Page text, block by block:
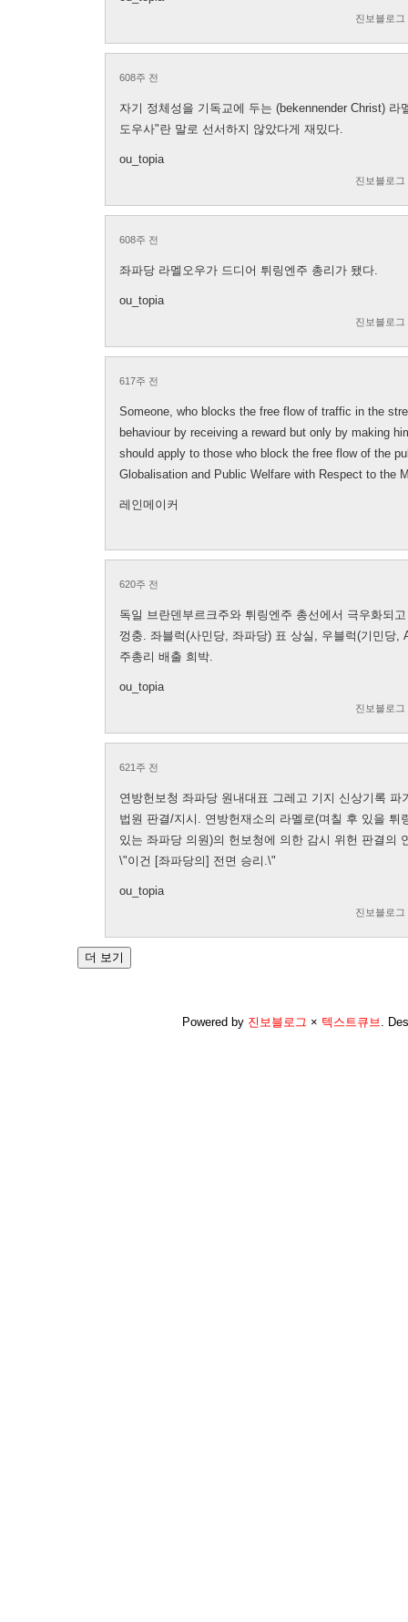
진보블로그
608주 전
자기 정체성을 기독교에 두는 (bekennender Christ)
도우사"란 말로 선서하지 않았다게 재밌다.
ou_topia
진보블로그
608주 전
좌파당 라멜오우가 드디어 튀링엔주 총리가 됐다.
ou_topia
진보블로그
617주 전
Someone, who blocks the free flow of traffic in the
behaviour by receiving a reward but only by making
should apply to those who block the free flow of the
Globalisation and Public Welfare with Respect to the
레인메이커
620주 전
독일 브란덴부르크주와 튀링엔주 총선에서 극우화되
껑충. 좌블럭(사민당, 좌파당) 표 상실, 우블럭(기민당,
주총리 배출 희박.
ou_topia
진보블로그
621주 전
연방헌보청 좌파당 원내대표 그레고 기지 신상기록 파
법원 판결/지시. 연방헌재소의 라멜로(며칠 후 있을 튀
있는 좌파당 의원)의 헌보청에 의한 감시 위헌 판결의
\"이건 [좌파당의] 전면 승리.\"
ou_topia
진보블로그
Powered by 진보블로그 × 텍스트큐브